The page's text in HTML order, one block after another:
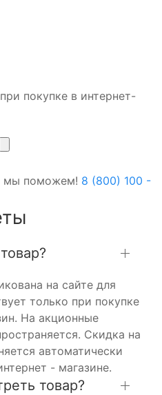
покупке в интернет-
мы поможем! 8 (800) 100 -
на сайте для
только при покупке
На акционные
Скидка на
автоматически
- магазине.
товар?